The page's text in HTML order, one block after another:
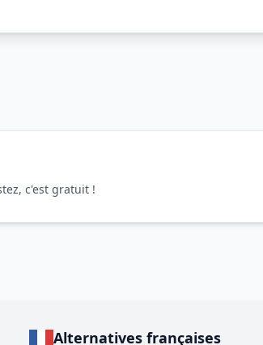
c'est gratuit !
Alternatives françaises